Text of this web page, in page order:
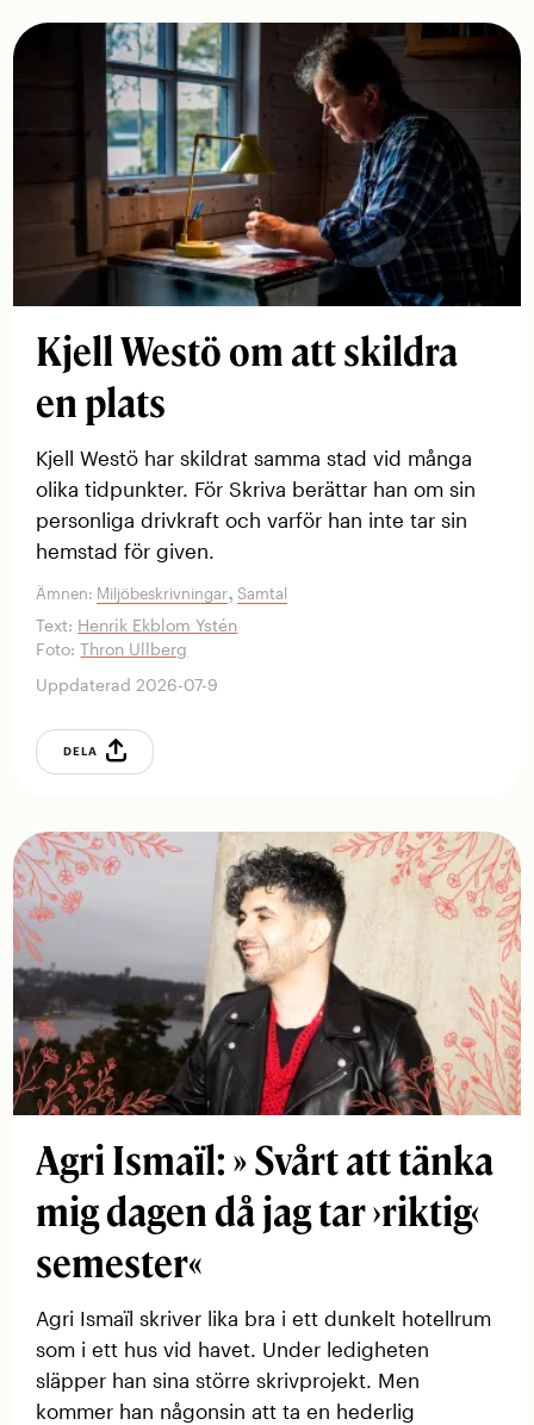
Kjell Westö om att skildra
en plats
Kjell Westö har skildrat samma stad vid många
olika tidpunkter. För Skriva berättar han om sin
personliga drivkraft och varför han inte tar sin
hemstad för given.
Ämnen: Miljöbeskrivningar,Samtal
Text: Henrik Ekblom Ystén
Foto:Thron Ullberg
Uppdaterad 2026-07-9
DELA
Agri Ismaïl: » Svårt att tänka
mig dagen då jag tar ›riktig‹
semester«
Agri Ismaïl skriver lika bra i ett dunkelt hotellrum
som i ett hus vid havet. Under ledigheten
släpper han sina större skrivprojekt. Men
kommer han någonsin att ta en hederlig